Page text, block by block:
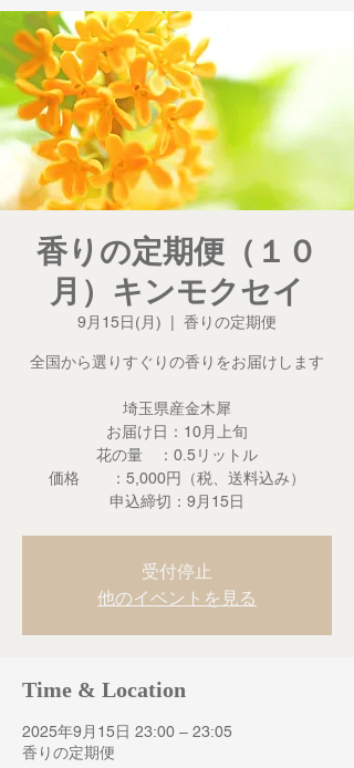
香りの定期便（１０
月）キンモクセイ
9月15日(月) 香りの定期便
全国から選りすぐりの香りをお届けします
埼玉県産金木犀
お届け日：10月上旬
花の量 ：0.5リットル
価格 ：5,000円（税、送料込み）
申込締切：9月15日
受付停止
他のイベントを見る
Time & Location
2025年9月15日 23:00 – 23:05
香りの定期便